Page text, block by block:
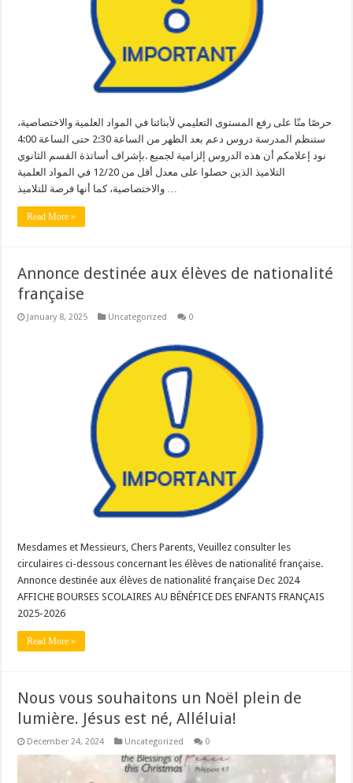
حرصًا منّا على رفع المستوى التعليمي لأبنائنا في المواد العلمية والاختصاصية،
ستنظم المدرسة دروس دعم بعد الظهر من ‏الساعة 2:30 حتى الساعة 4:00
بإشراف أساتذة القسم الثانوي‎. نود إعلامكم أن هذه الدروس إلزامية لجميع
التلاميذ الذين حصلوا على معدل أقل من 12/20 في المواد العلمية
Read More »
Annonce destinée aux élèves de nationalité
française
January 8, 2025 Uncategorized 0
Mesdames et Messieurs, Chers Parents, Veuillez consulter les
circulaires ci-dessous concernant les élèves de nationalité française.
Annonce destinée aux élèves de nationalité française Dec 2024
AFFICHE BOURSES SCOLAIRES AU BÉNÉFICE DES ENFANTS FRANÇAIS
2025-2026
Read More »
Nous vous souhaitons un Noël plein de
lumière. Jésus est né, Alléluia!
December 24, 2024 Uncategorized 0